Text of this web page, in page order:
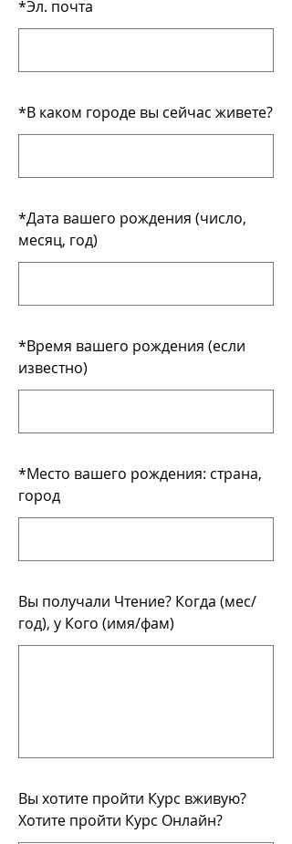
*Эл. почта
*В каком городе вы сейчас живете?
*Дата вашего рождения (число,
месяц, год)
*Время вашего рождения (если
известно)
*Место вашего рождения: страна,
город
Вы получали Чтение? Когда (мес/
год), у Кого (имя/фам)
Вы хотите пройти Курс вживую?
Хотите пройти Курс Онлайн?